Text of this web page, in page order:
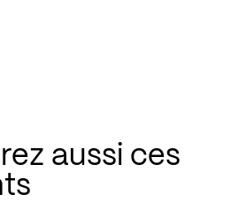
aussi ces